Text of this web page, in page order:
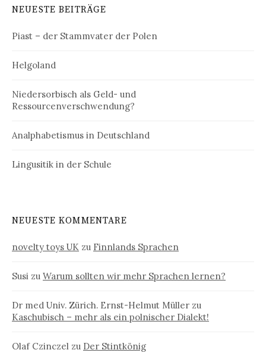
NEUESTE BEITRÄGE
Piast – der Stammvater der Polen
Helgoland
Niedersorbisch als Geld- und
Ressourcenverschwendung?
Analphabetismus in Deutschland
Lingusitik in der Schule
NEUESTE KOMMENTARE
novelty toys UK zu Finnlands Sprachen
Susi zu Warum sollten wir mehr Sprachen lernen?
Dr med Univ. Zürich. Ernst-Helmut Müller zu
Kaschubisch – mehr als ein polnischer Dialekt!
Olaf Czinczel zu Der Stintkönig